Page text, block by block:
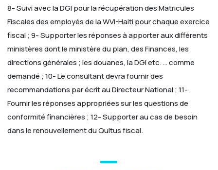
8- Suivi avec la DGI pour la récupération des Matricules
Fiscales des employés de la WVI-Haiti pour chaque exercice
fiscal ;9- Supporter les réponses à apporter aux différents
ministères dont le ministère du plan, des Finances, les
directions générales ; les douanes, la DGI etc. … comme
demandé ;10- Le consultant devra fournir des
recommandations par écrit au Directeur National ;11-
Fournir les réponses appropriées sur les questions de
conformité financières ;12- Supporter au cas de besoin
dans le renouvellement du Quitus fiscal.